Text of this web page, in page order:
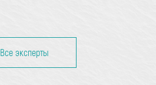
Все эксперты